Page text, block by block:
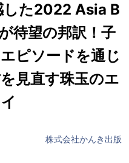
した2022 Asia B
待望の邦訳！子
ピソードを通じ
見直す珠玉のエ
株式会社かんき出版